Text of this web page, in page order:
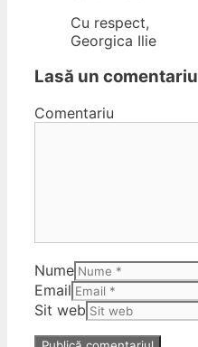
Cu respect,
Georgica Ilie
Lasă un comentariu
Comentariu
Nume
Email
Sit web